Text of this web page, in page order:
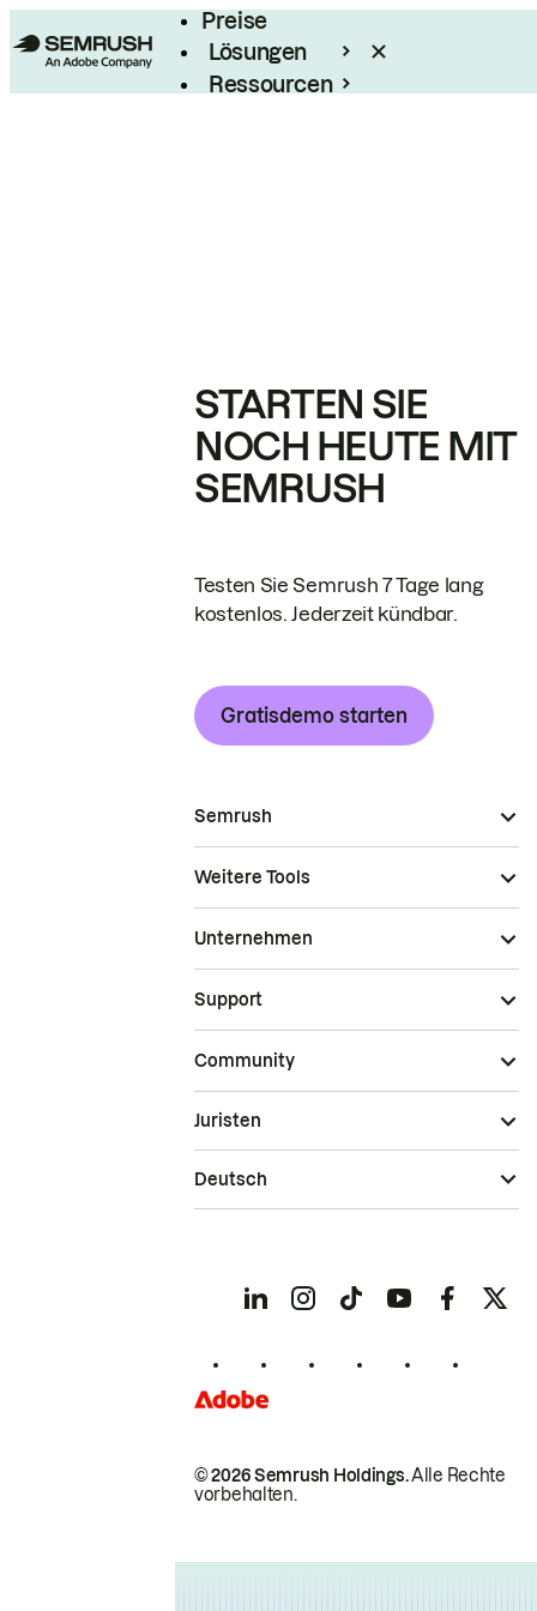
Preise
Lösungen
Ressourcen
STARTEN SIE
NOCH HEUTE MIT
SEMRUSH
Testen Sie Semrush 7 Tage lang
kostenlos. Jederzeit kündbar.
Gratisdemo starten
Semrush
Weitere Tools
Unternehmen
Support
Community
© 2026 Semrush Holdings.Alle Rechte
vorbehalten.
Juristen
Deutsch